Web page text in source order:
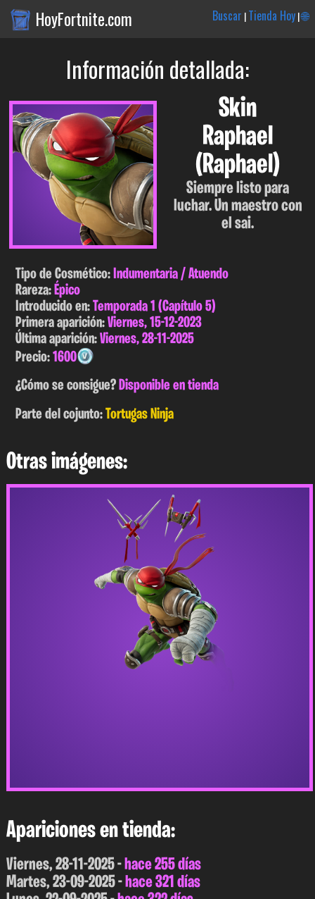
HoyFortnite.com Buscar |Tienda Hoy|🌐
Información detallada:
Skin
Raphael
(Raphael)
Siempre listo para
luchar. Un maestro con
el sai.
Tipo de Cosmético:Indumentaria / Atuendo
Rareza:Épico
Introducido en:Temporada 1 (Capítulo 5)
Primera aparición:Viernes, 15-12-2023
Última aparición:Viernes, 28-11-2025
Precio:1600
¿Cómo se consigue?Disponible en tienda
Parte del cojunto:Tortugas Ninja
Otras imágenes:
Apariciones en tienda:
Viernes, 28-11-2025 -hace 255 días
Martes, 23-09-2025 -hace 321 días